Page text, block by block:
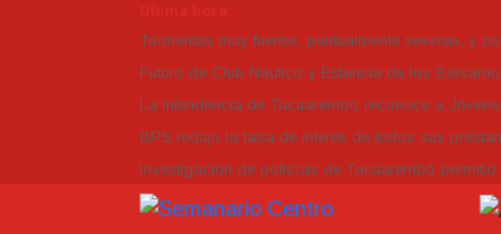
Tormentas muy fuertes, puntualmente severas, y
Futuro de Club Náutico y Estancia de los Bálsamo
La Intendencia de Tacuarembó reconoce a
BPS redujo la tasa de interés de todos sus
Investigación de policías de Tacuarembó